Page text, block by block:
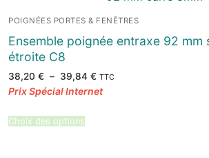
POIGNÉES PORTES & FENÊTRES
Ensemble poignée entraxe 92 mm
étroite C8
38,20 € – 39,84 €Plage
prix :
TTC
Choix des options